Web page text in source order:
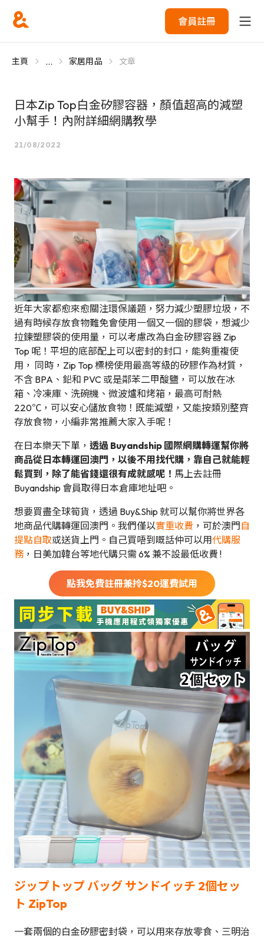
會員註冊
主頁 ... 家居用品 文章
日本Zip Top白金矽膠容器，顏值超高的減塑
小幫手！內附詳細網購教學
21/08/2022
近年大家都愈來愈關注環保議題，努力減少塑膠垃圾，不
過有時候存放食物難免會使用一個又一個的膠袋，想減少
拉鍊塑膠袋的使用量，可以考慮改為白金矽膠容器 Zip
Top 呢！平坦的底部配上可以密封的封口，能夠重複使
用， 同時，Zip Top 標榜使用最高等級的矽膠作為材質，
不含 BPA、鉛和 PVC 或是鄰苯二甲酸鹽，可以放在冰
箱、冷凍庫、洗碗機、微波爐和烤箱，最高可耐熱
220℃，可以安心儲放食物！既能減塑，又能按類別整齊
存放食物，小編非常推薦大家入手呢！
在日本樂天下單， 透過 Buyandship 國際網購轉運幫你將
商品從日本轉運回澳門，以後不用找代購，靠自己就能輕
鬆買到，除了能省錢還很有成就感呢！ 馬上去註冊
Buyandship 會員取得日本倉庫地址吧。
想要買盡全球筍貨，透過 Buy&Ship 就可以幫你將世界各
地商品代購轉運回澳門。我們僅以實重收費 ，可於澳門自
提點自取或送貨上門。自己買唔到嘅話仲可以用代購服
務 ，日美加韓台等地代購只需 6% 兼不設最低收費 !
點我免費註冊兼拎$20運費試用
ジップトップ バッグ サンドイッチ 2個セッ
ト ZipTop
一套兩個的白金矽膠密封袋，可以用來存放零食、三明治